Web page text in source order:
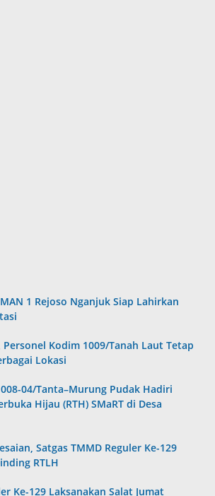
1 Rejoso Nganjuk Siap Lahirkan
Kodim 1009/Tanah Laut Tetap
Lokasi
04/Tanta–Murung Pudak Hadiri
Hijau (RTH) SMaRT di Desa
Satgas TMMD Reguler Ke-129
RTLH
Ke-129 Laksanakan Salat Jumat